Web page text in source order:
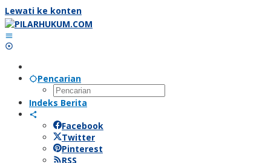
Lewati ke konten
Pencarian
Indeks Berita
Facebook
Twitter
Pinterest
RSS